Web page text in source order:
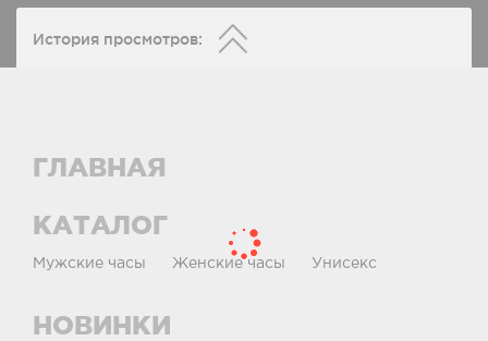
История просмотров:
ГЛАВНАЯ
КАТАЛОГ
Мужские часы Женские часы Унисекс
НОВИНКИ